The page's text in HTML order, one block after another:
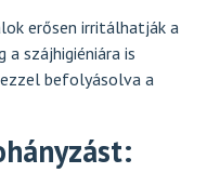
erősen irritálhatják a
szájhigiéniára is
befolyásolva a